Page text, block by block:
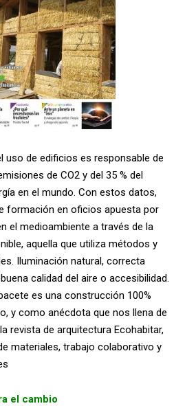
uso de edificios es responsable de
de CO2 y del 35 % del
en el mundo. Con estos datos,
formación en oficios apuesta por
el medioambiente a través de la
aquella que utiliza métodos y
Iluminación natural, correcta
calidad del aire o accesibilidad.
es una construcción 100%
y como anécdota que nos llena de
revista de arquitectura Ecohabitar,
materiales, trabajo colaborativo y
el cambio